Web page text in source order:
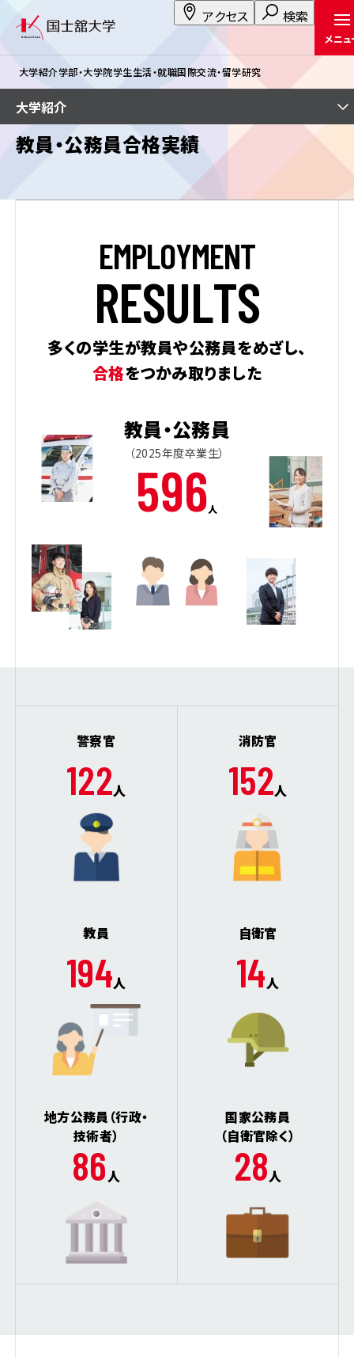
アクセス 検索
メニュ
大学紹介学部・大学院学生生活・就職国際交流・留学研究
教員・公務員合格実績
EMPLOYMENT
RESULTS
多くの学生が教員や公務員をめざし、
合格をつかみ取りました
教員・公務員
（2025年度卒業生）
596人
警察官
122人
消防官
152人
教員
194人
自衛官
14人
地方公務員（行政・
技術者）
86人
国家公務員
（自衛官除く）
28人
大学紹介